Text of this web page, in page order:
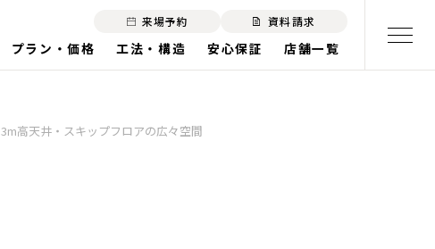
来場予約 資料請求
プラン・価格 工法・構造 安心保証 店舗一覧
3m高天井・スキップフロアの広々空間